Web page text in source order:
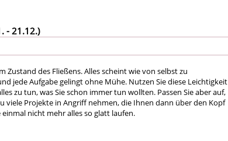
- 21.12.)
Zustand des Fließens. Alles scheint wie von selbst zu
jede Aufgabe gelingt ohne Mühe. Nutzen Sie diese Leichtigkeit
zu tun, was Sie schon immer tun wollten. Passen Sie aber auf,
viele Projekte in Angriff nehmen, die Ihnen dann über den Kopf
einmal nicht mehr alles so glatt laufen.